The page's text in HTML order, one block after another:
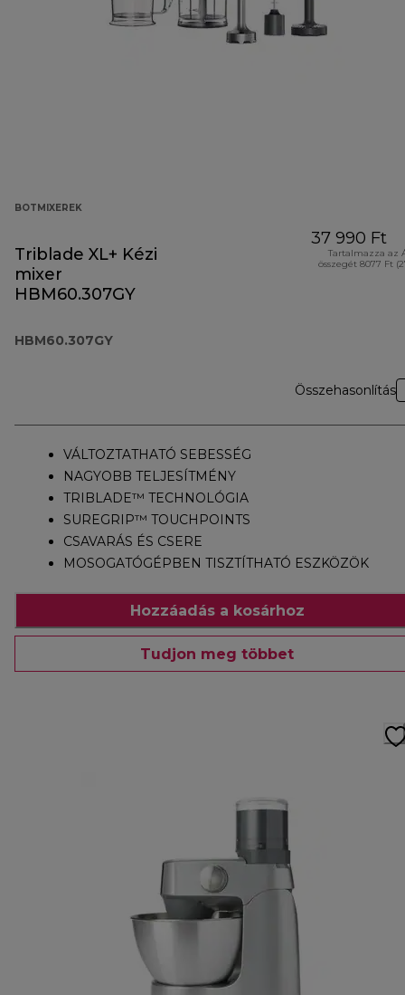
BOTMIXEREK
Triblade XL+ Kézi
mixer
HBM60.307GY
HBM60.307GY
37 990 Ft
Tartalmazza az
összegét 8077 Ft
Összehasonlítás
VÁLTOZTATHATÓ SEBESSÉG
NAGYOBB TELJESÍTMÉNY
TRIBLADE™ TECHNOLÓGIA
SUREGRIP™ TOUCHPOINTS
CSAVARÁS ÉS CSERE
MOSOGATÓGÉPBEN TISZTÍTHATÓ ESZKÖZÖK
Hozzáadás a kosárhoz
Tudjon meg többet